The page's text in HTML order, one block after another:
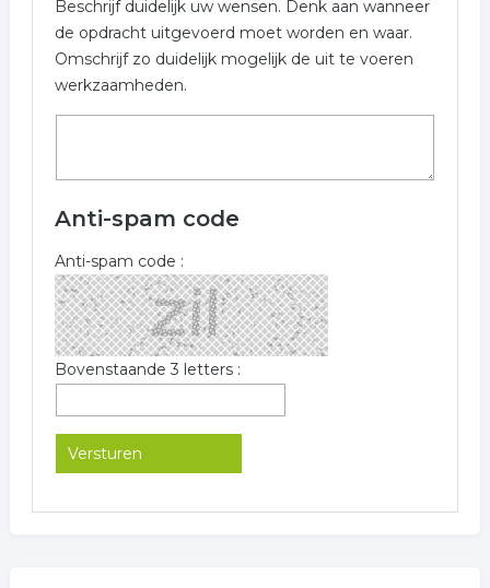
Beschrijf duidelijk uw wensen. Denk aan wanneer
de opdracht uitgevoerd moet worden en waar.
Omschrijf zo duidelijk mogelijk de uit te voeren
werkzaamheden.
Anti-spam code
Anti-spam code :
Bovenstaande 3 letters :